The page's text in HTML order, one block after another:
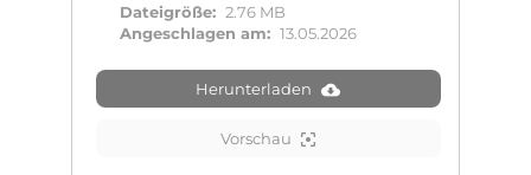
Dateigröße: 2.76 MB
Angeschlagen am: 13.05.2026
Herunterladen
Vorschau